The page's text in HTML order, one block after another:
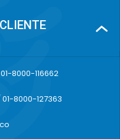
8000-116662
8000-127363